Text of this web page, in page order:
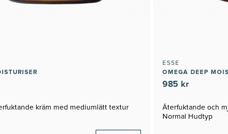
kräm med mediumlätt textur
ESSE
OMEGA DEEP
985 kr
Återfuktande och
Normal Hudtyp